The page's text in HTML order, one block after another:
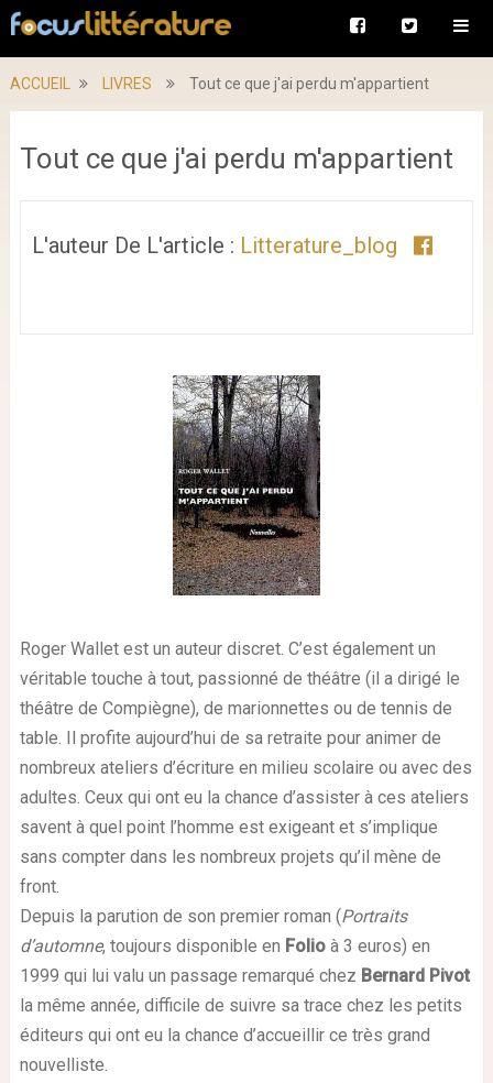
ACCUEIL LIVRES Tout ce que j'ai perdu m'appartient
Tout ce que j'ai perdu m'appartient
L'auteur De L'article : Litterature_blog
Roger Wallet est un auteur discret. C’est également un
véritable touche à tout, passionné de théâtre (il a dirigé le
théâtre de Compiègne), de marionnettes ou de tennis de
table. Il profite aujourd’hui de sa retraite pour animer de
nombreux ateliers d’écriture en milieu scolaire ou avec des
adultes. Ceux qui ont eu la chance d’assister à ces ateliers
savent à quel point l’homme est exigeant et s’implique
sans compter dans les nombreux projets qu’il mène de
front.
Depuis la parution de son premier roman (Portraits
d’automne, toujours disponible en Folioà 3 euros) en
1999 qui lui valu un passage remarqué chez Bernard Pivot
la même année, difficile de suivre sa trace chez les petits
éditeurs qui ont eu la chance d’accueillir ce très grand
nouvelliste.